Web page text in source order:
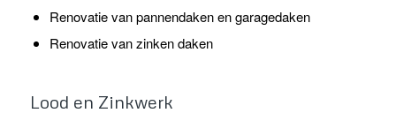
Renovatie van pannendaken en garagedaken
Renovatie van zinken daken
Lood en Zinkwerk